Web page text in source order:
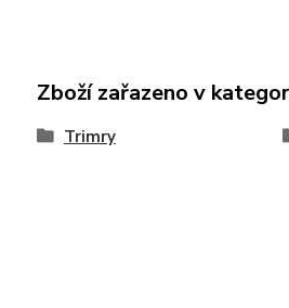
Zboží zařazeno v
Trimry